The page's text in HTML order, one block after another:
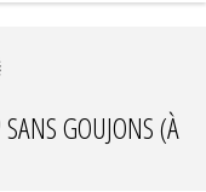
GOUJONS (À